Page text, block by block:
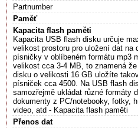
Partnumber
Paměť
Kapacita flash paměti
Kapacita USB flash disku určuje
velikost prostoru pro uložení dat na
písničky v oblíbeném formátu mp3
velikost cca 3-4 MB, to znamená
disku o velikosti 16 GB uložíte
písniček cca 4500. Na USB flash
samozřejmě ukládat různé formáty
dokumenty z PC/notebooky, fotky,
video, atd - Kapacita flash paměti
Přenos dat